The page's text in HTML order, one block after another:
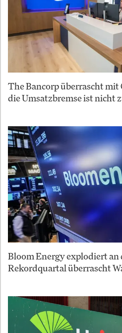
The Bancorp überrascht mit
die Umsatzbremse ist nicht
Bloom Energy explodiert an
Rekordquartal überrascht